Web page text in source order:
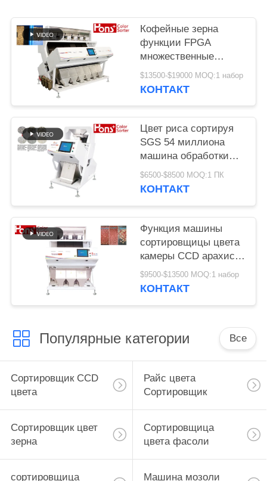
Кофейные зерна
функции FPGA
множественные
красят сортируя
машину
$13500-$19000 MOQ:1 набор
КОНТАКТ
Цвет риса сортируя
SGS 54 миллиона
машина обработки
разделителя пиксела
$6500-$8500 MOQ:1 ПК
КОНТАКТ
Функция машины
сортировщицы цвета
камеры CCD арахиса
3 парашютов
множественная
$9500-$13500 MOQ:1 набор
КОНТАКТ
Популярные категории Все
Сортировщик CCD
цвета
Райс цвета
Сортировщик
Сортировщик цвет
зерна
Сортировщица
цвета фасоли
сортировщица Машина мозоли